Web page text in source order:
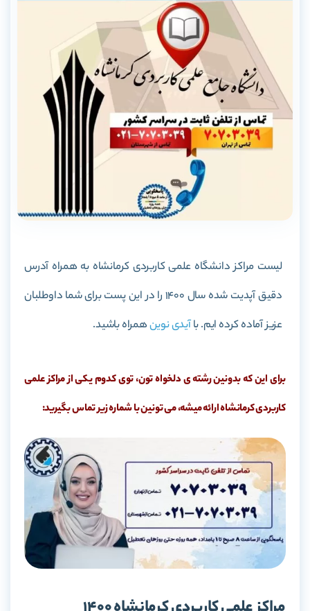
لیست مراکز دانشگاه علمی کاربردی کرمانشاه به همراه آدرس
دقیق آپدیت شده سال 1400 را در این پست برای شما داوطلبان
عزیز آماده کرده ایم. باآیدی نوینهمراه باشید.
برای این که بدونین رشته ی دلخواه تون، توی کدوم یکی از مراکز علمی
کاربردی کرمانشاه ارائه میشه، می تونین با شماره زیر تماس بگیرید: